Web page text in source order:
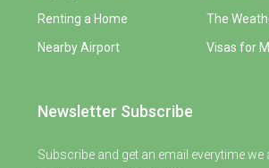
Renting a Home
Nearby Airport
The
Visas for
Newsletter Subscribe
Subscribe and get an email everytime